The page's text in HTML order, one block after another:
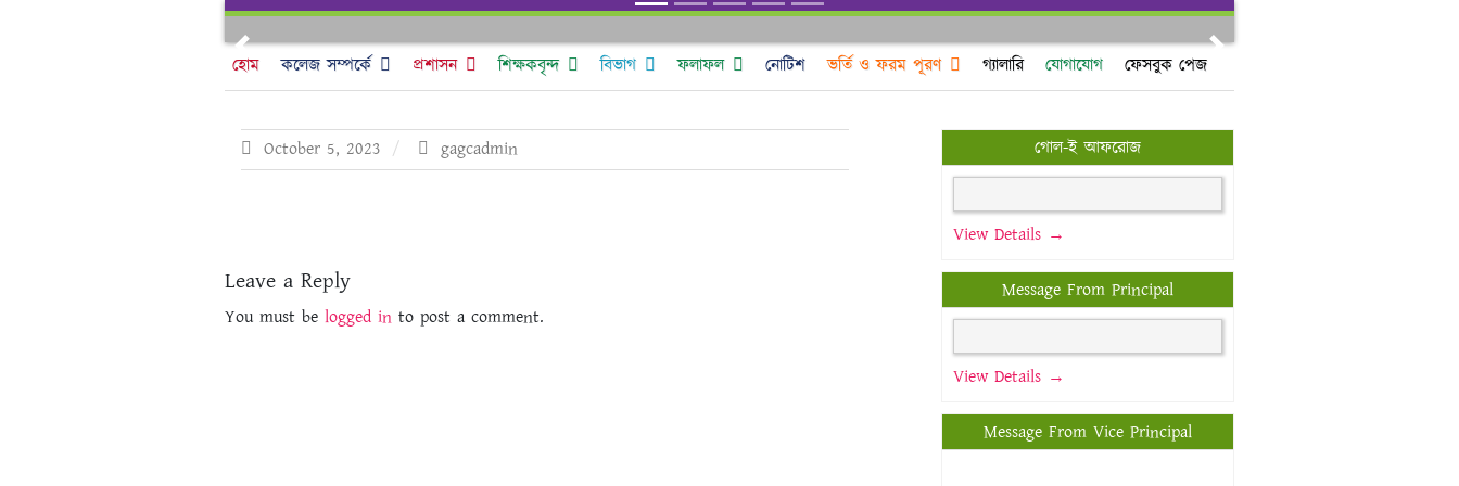
Previous
হোম কলেজ সম্পর্কে প্রশাসন শিক্ষকবৃন্দ বিভাগ ফলাফল নোটিশ ভর্তি ও ফরম পূরণ গ্যালারি যোগাযোগ ফেসবুক পেজ
October 5, 2023 gagcadmin
Leave a Reply
You must belogged in to post a comment.
গোল-ই আফরোজ
View Details →
Message From Principal
View Details →
Message From Vice Principal